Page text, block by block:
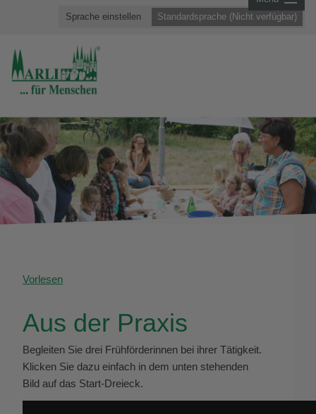
Sprache einstellen Standardsprache (Nicht verfügbar)
Vorlesen
Aus der Praxis
Begleiten Sie drei Frühförderinnen bei ihrer Tätigkeit.
Klicken Sie dazu einfach in dem unten stehenden
Bild auf das Start-Dreieck.